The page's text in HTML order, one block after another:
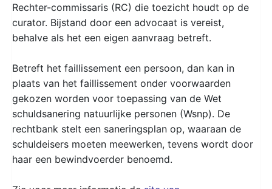
Rechter-commissaris (RC) die toezicht houdt op de
curator. Bijstand door een advocaat is vereist,
behalve als het een eigen aanvraag betreft.
Betreft het faillissement een persoon, dan kan in
plaats van het faillissement onder voorwaarden
gekozen worden voor toepassing van de Wet
schuldsanering natuurlijke personen (Wsnp). De
rechtbank stelt een saneringsplan op, waaraan de
schuldeisers moeten meewerken, tevens wordt door
haar een bewindvoerder benoemd.